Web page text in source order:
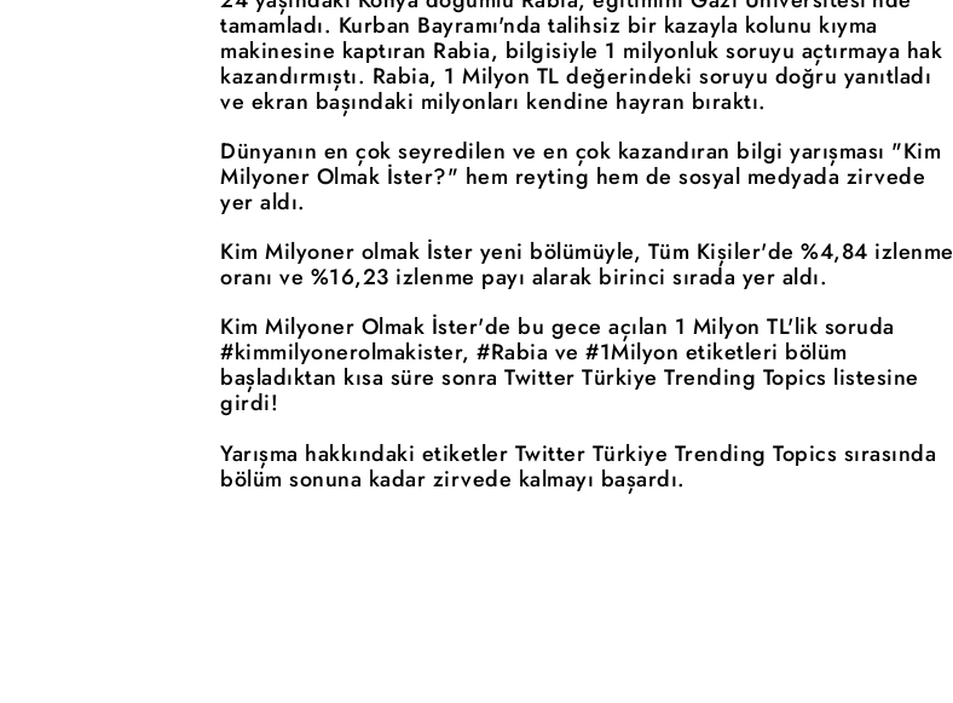
tamamladı. Kurban Bayramı'nda talihsiz bir kazayla kolunu kıyma
makinesine kaptıran Rabia, bilgisiyle 1 milyonluk soruyu açtırmaya hak
kazandırmıştı. Rabia, 1 Milyon TL değerindeki soruyu doğru yanıtladı
ve ekran başındaki milyonları kendine hayran bıraktı.
Dünyanın en çok seyredilen ve en çok kazandıran bilgi yarışması "Kim
Milyoner Olmak İster?" hem reyting hem de sosyal medyada zirvede
yer aldı.
Kim Milyoner olmak İster yeni bölümüyle, Tüm Kişiler'de %4,84 izlenme
oranı ve %16,23 izlenme payı alarak birinci sırada yer aldı.
Kim Milyoner Olmak İster'de bu gece açılan 1 Milyon TL'lik soruda
#kimmilyonerolmakister, #Rabia ve #1Milyon etiketleri bölüm
başladıktan kısa süre sonra Twitter Türkiye Trending Topics listesine
girdi!
Yarışma hakkındaki etiketler Twitter Türkiye Trending Topics sırasında
bölüm sonuna kadar zirvede kalmayı başardı.